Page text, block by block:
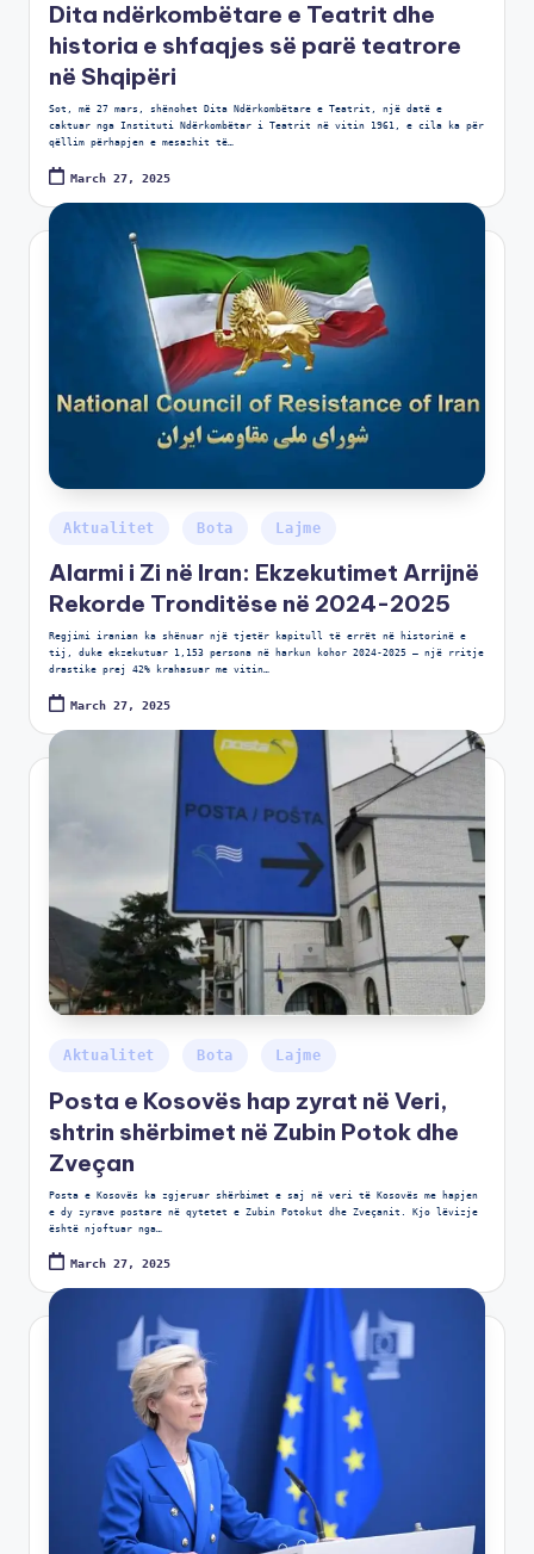
Dita ndërkombëtare e Teatrit dhe
historia e shfaqjes së parë teatrore
në Shqipëri
Sot, më 27 mars, shënohet Dita Ndërkombëtare e Teatrit, një datë e
caktuar nga Instituti Ndërkombëtar i Teatrit në vitin 1961, e cila ka për
qëllim përhapjen e mesazhit të…
March 27, 2025
Aktualitet Bota Lajme
Alarmi i Zi në Iran: Ekzekutimet Arrijnë
Rekorde Tronditëse në 2024-2025
Regjimi iranian ka shënuar një tjetër kapitull të errët në historinë e
tij, duke ekzekutuar 1,153 persona në harkun kohor 2024-2025 – një rritje
drastike prej 42% krahasuar me vitin…
March 27, 2025
Aktualitet Bota Lajme
Posta e Kosovës hap zyrat në Veri,
shtrin shërbimet në Zubin Potok dhe
Zveçan
Posta e Kosovës ka zgjeruar shërbimet e saj në veri të Kosovës me hapjen
e dy zyrave postare në qytetet e Zubin Potokut dhe Zveçanit. Kjo lëvizje
është njoftuar nga…
March 27, 2025